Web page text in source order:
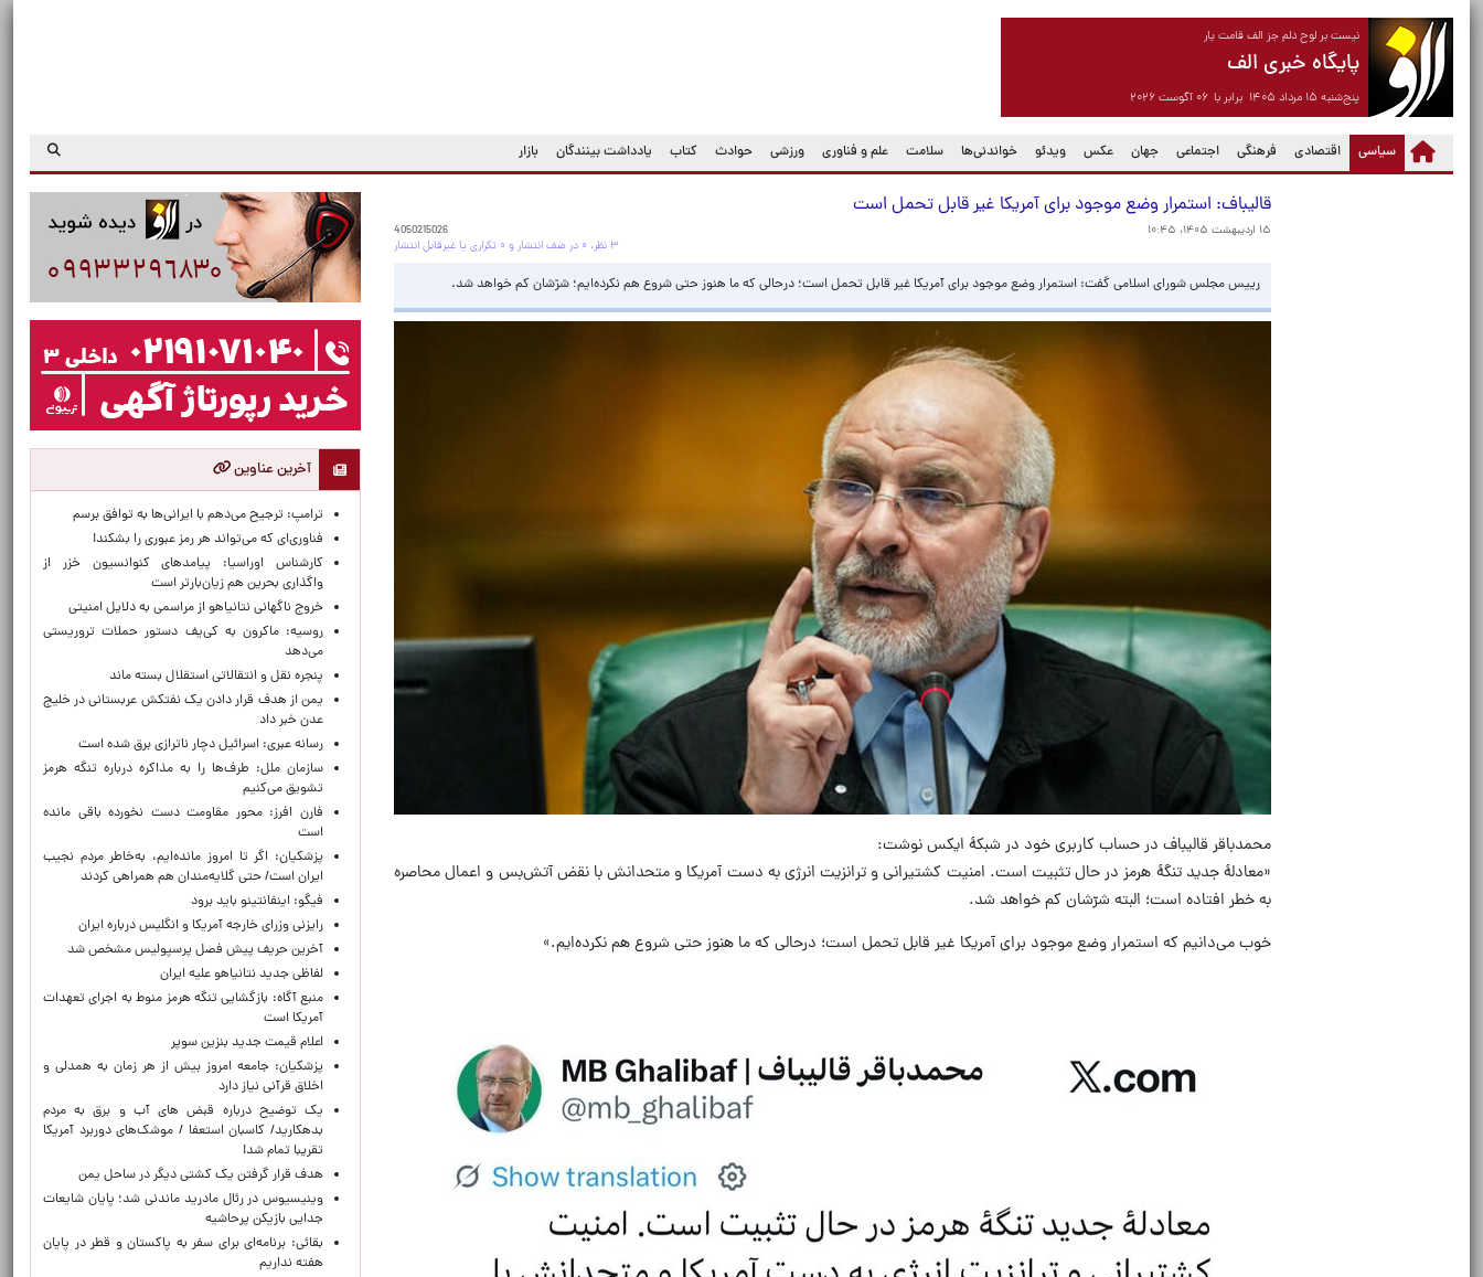
نیست بر لوح دلم جز الف قامت یار
پایگاه خبری الف
پنج‌شنبه ۱۵ مرداد ۱۴۰۵ برابر با ۰۶ آگوست ۲۰۲۶
سیاسی
(current) اقتصادی فرهنگی اجتماعی جهان عکس ویدئو خواندنی‌ها سلامت علم و فناوری ورزشی حوادث کتاب یادداشت بینندگان بازار
قالیباف: استمرار وضع موجود برای آمریکا غیر قابل تحمل است
۱۵ اردیبهشت ۱۴۰۵، ۱۰:۴۵
4050215026
۳ نظر، ۰ در صف انتشار و ۰ تکراری یا غیرقابل انتشار
رییس مجلس شورای اسلامی گفت: استمرار وضع موجود برای آمریکا غیر قابل تحمل است؛ درحالی که ما هنوز حتی شروع هم نکرده‌ایم؛ شرّشان کم خواهد شد.
محمدباقر قالیباف در حساب کاربری خود در شبکهٔ ایکس نوشت:
‌«معادلهٔ جدید تنگهٔ هرمز در حال تثبیت است. امنیت کشتیرانی و ترانزیت انرژی به دست آمریکا و متحدانش با نقض آتش‌بس و اعمال محاصره
به خطر افتاده است؛ البته شرّشان کم خواهد شد.
‏خوب می‌دانیم که استمرار وضع موجود برای آمریکا غیر قابل تحمل است؛ درحالی که ما هنوز حتی شروع هم نکرده‌ایم.»
آخرین عناوین
ترامپ: ترجیح می‌دهم با ایرانی‌‌ها به توافق برسم
فناوری‌ای که می‌تواند هر رمز عبوری را بشکند!
کارشناس اوراسیا: پیامدهای کنوانسیون خزر از
واگذاری بحرین هم زیان‌بارتر است
خروج ناگهانی نتانیاهو از مراسمی به دلایل امنیتی
روسیه: ماکرون به کی‌یف دستور حملات تروریستی
می‌دهد
پنجره‌ نقل و انتقالاتی استقلال بسته ماند
یمن از هدف قرار دادن یک نفتکش عربستانی در خلیج
عدن خبر داد
رسانه عبری: اسرائیل دچار ناترازی برق شده است
سازمان ملل: طرف‌ها را به مذاکره درباره تنگه هرمز
تشویق می‌کنیم
فارن افرز: محور مقاومت دست نخورده باقی مانده
است
پزشکیان: اگر تا امروز مانده‌ایم، به‌خاطر مردم نجیب
ایران است/ حتی گلایه‌مندان هم همراهی کردند
فیگو: اینفانتینو باید برود
رایزنی وزرای خارجه آمریکا و انگلیس درباره ایران
آخرین حریف پیش فصل پرسپولیس مشخص شد
لفاظی جدید نتانیاهو علیه ایران
منبع آگاه: بازگشایی تنگه هرمز منوط به اجرای تعهدات
آمریکا است
اعلام قیمت جدید بنزین سوپر
پزشکیان: جامعه امروز بیش از هر زمان به همدلی و
اخلاق قرآنی نیاز دارد
یک توضیح درباره قبض های آب و برق به مردم
بدهکارید/ کاسبان استعفا / موشک‌های دوربرد آمریکا
تقریبا تمام شد!
هدف قرار گرفتن یک کشتی دیگر در ساحل یمن
وینیسیوس در رئال مادرید ماندنی شد؛ پایان شایعات
جدایی بازیکن پرحاشیه
بقائی: برنامه‌ای برای سفر به پاکستان و قطر در پایان
هفته نداریم